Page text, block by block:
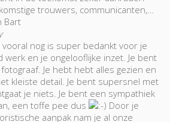
trouwers, communicanten,…
Bart
nog is super bedankt voor je
werk en je ongelooflijke inzet. Je bent
Je hebt hebt alles gezien en
kleiste detail. Je bent supersnel met
je niets. Je bent een sympathiek
een toffe pee dus
Door je
aanpak nam je al onze